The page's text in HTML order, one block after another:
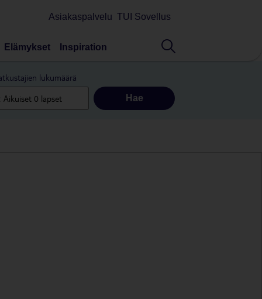
Asiakaspalvelu TUI Sovellus
Elämykset Inspiration
lukumäärä
Hae